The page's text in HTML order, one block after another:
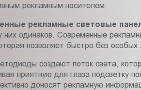
рекламным носителем.
рекламные световые
них одинаков. Современные
позволяет быстро без особых
создают поток света,
приятную для глаза подсветку
доносят рекламную